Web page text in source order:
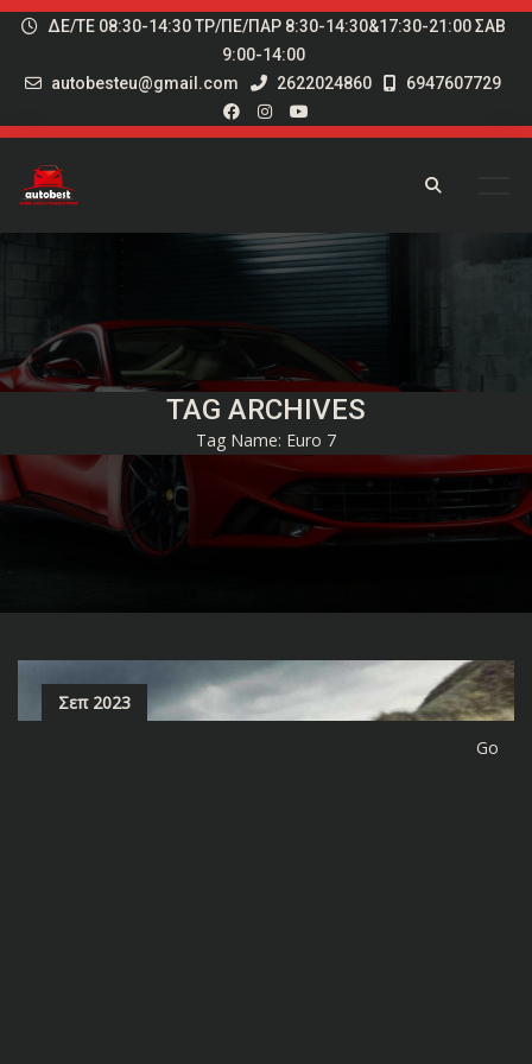
ΔΕ/ΤΕ 08:30-14:30 ΤΡ/ΠΕ/ΠΑΡ 8:30-14:30&17:30-21:00 ΣΑΒ
9:00-14:00
autobesteu@gmail.com
2622024860 6947607729
TAG ARCHIVES
Tag Name: Euro 7
Σεπ 2023